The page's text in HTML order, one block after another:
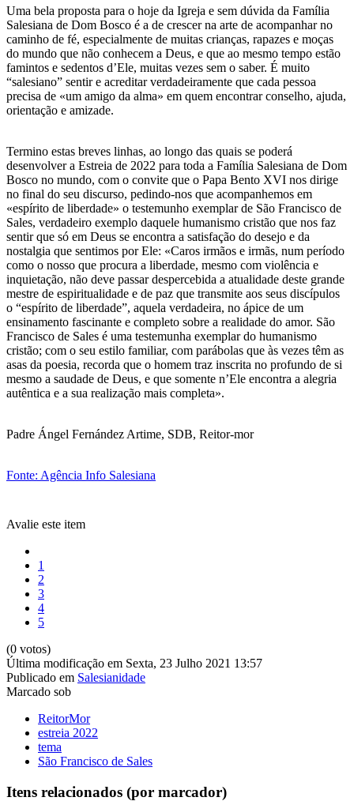
Uma bela proposta para o hoje da Igreja e sem dúvida da Família
Salesiana de Dom Bosco é a de crescer na arte de acompanhar no
caminho de fé, especialmente de muitas crianças, rapazes e moças
do mundo que não conhecem a Deus, e que ao mesmo tempo estão
famintos e sedentos d’Ele, muitas vezes sem o saber. É muito
“salesiano” sentir e acreditar verdadeiramente que cada pessoa
precisa de «um amigo da alma» em quem encontrar conselho, ajuda,
orientação e amizade.
Termino estas breves linhas, ao longo das quais se poderá
desenvolver a Estreia de 2022 para toda a Família Salesiana de Dom
Bosco no mundo, com o convite que o Papa Bento XVI nos dirige
no final do seu discurso, pedindo-nos que acompanhemos em
«espírito de liberdade» o testemunho exemplar de São Francisco de
Sales, verdadeiro exemplo daquele humanismo cristão que nos faz
sentir que só em Deus se encontra a satisfação do desejo e da
nostalgia que sentimos por Ele: «Caros irmãos e irmãs, num período
como o nosso que procura a liberdade, mesmo com violência e
inquietação, não deve passar despercebida a atualidade deste grande
mestre de espiritualidade e de paz que transmite aos seus discípulos
o “espírito de liberdade”, aquela verdadeira, no ápice de um
ensinamento fascinante e completo sobre a realidade do amor. São
Francisco de Sales é uma testemunha exemplar do humanismo
cristão; com o seu estilo familiar, com parábolas que às vezes têm as
asas da poesia, recorda que o homem traz inscrita no profundo de si
mesmo a saudade de Deus, e que somente n’Ele encontra a alegria
autêntica e a sua realização mais completa».
Padre Ángel Fernández Artime, SDB, Reitor-mor
Fonte: Agência Info Salesiana
Avalie este item
1
2
3
4
5
(0 votos)
Última modificação em Sexta, 23 Julho 2021 13:57
Publicado em Salesianidade
Marcado sob
ReitorMor
estreia 2022
tema
São Francisco de Sales
Itens relacionados (por marcador)